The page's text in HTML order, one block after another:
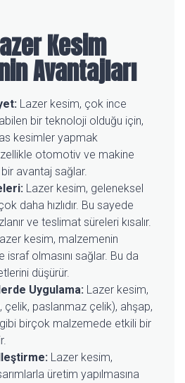
Kesim
Avantajları
Lazer kesim, çok ince
bir teknoloji olduğu için,
kesimler yapmak
otomotiv ve makine
avantaj sağlar.
Lazer kesim, geleneksel
daha hızlıdır. Bu sayede
ve teslimat süreleri kısalır.
kesim, malzemenin
olmasını sağlar. Bu da
düşürür.
Uygulama: Lazer kesim,
çelik, paslanmaz çelik), ahşap,
birçok malzemede etkili bir
Lazer kesim,
üretim yapılmasına